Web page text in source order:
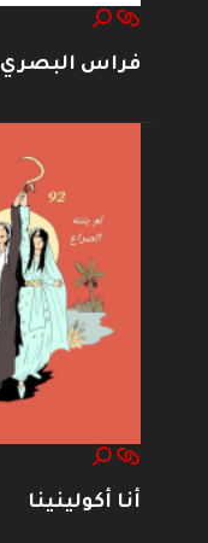
فراس البصري
أنا أكولينينا